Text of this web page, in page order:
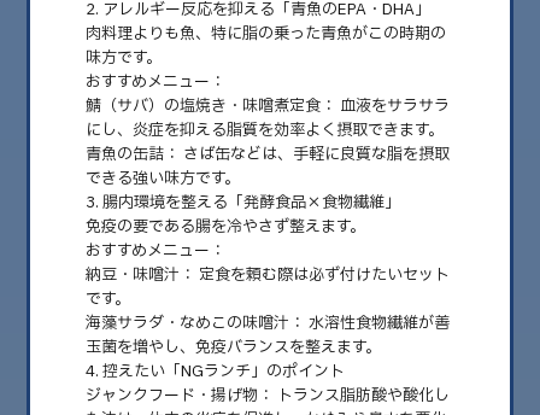
今からできる！花粉症予防のためのランチ選び
こんにちは、整体師YOKOです！ 「またこの季節がやってきた……」と憂
鬱になる前に！今すぐ始められる……
2026.08
2026.07
2026.06
2026.05
2. アレルギー反応を抑える「青魚のEPA・DHA」
肉料理よりも魚、特に脂の乗った青魚がこの時期の
味方です。
おすすめメニュー：
鯖（サバ）の塩焼き・味噌煮定食： 血液をサラサラ
にし、炎症を抑える脂質を効率よく摂取できます。
青魚の缶詰： さば缶などは、手軽に良質な脂を摂取
できる強い味方です。
3. 腸内環境を整える「発酵食品×食物繊維」
免疫の要である腸を冷やさず整えます。
おすすめメニュー：
納豆・味噌汁： 定食を頼む際は必ず付けたいセット
です。
海藻サラダ・なめこの味噌汁： 水溶性食物繊維が善
玉菌を増やし、免疫バランスを整えます。
4. 控えたい「NGランチ」のポイント
ジャンクフード・揚げ物： トランス脂肪酸や酸化し